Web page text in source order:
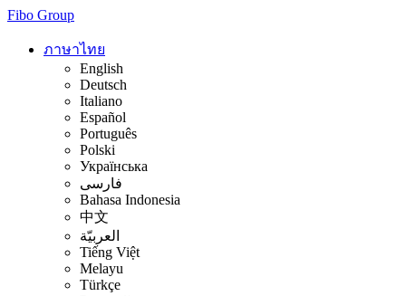
Fibo Group
ภาษาไทย
English
Deutsch
Italiano
Español
Português
Polski
Українська
فارسی
Bahasa Indonesia
中文
العربيّة
Tiếng Việt
Melayu
Türkçe